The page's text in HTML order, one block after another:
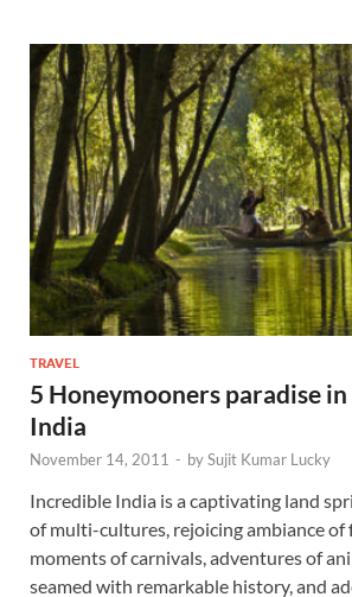
TRAVEL
5 Honeymooners paradise
India
November 14, 2011 - bySujit Kumar Lucky
Incredible India is a captivating land
of multi-cultures, rejoicing ambiance of
moments of carnivals, adventures of
seamed with remarkable history, and